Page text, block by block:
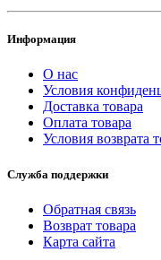
Информация
О нас
Условия
Доставка товара
Оплата товара
Условия возврата
Служба поддержки
Обратная связь
Возврат товара
Карта сайта